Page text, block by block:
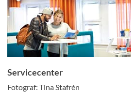
Servicecenter
Fotograf: Tina Stafrén